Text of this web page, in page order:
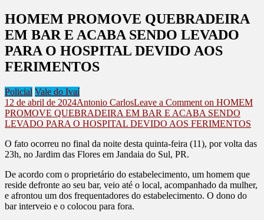
HOMEM PROMOVE QUEBRADEIRA
EM BAR E ACABA SENDO LEVADO
PARA O HOSPITAL DEVIDO AOS
FERIMENTOS
Policial Vale do Ivaí
12 de abril de 2024Antonio CarlosLeave a Comment on HOMEM
PROMOVE QUEBRADEIRA EM BAR E ACABA SENDO
LEVADO PARA O HOSPITAL DEVIDO AOS FERIMENTOS
O fato ocorreu no final da noite desta quinta-feira (11), por volta das
23h, no Jardim das Flores em Jandaia do Sul, PR.
De acordo com o proprietário do estabelecimento, um homem que
reside defronte ao seu bar, veio até o local, acompanhado da mulher,
e afrontou um dos frequentadores do estabelecimento. O dono do
bar interveio e o colocou para fora.